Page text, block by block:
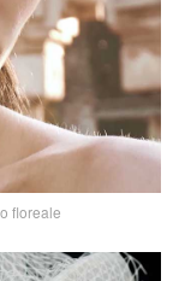
floreale